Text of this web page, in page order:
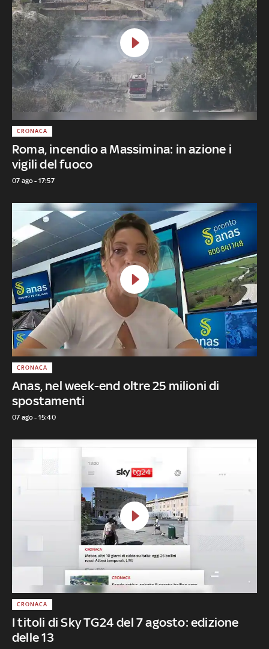
Roma, incendio a Massimina: in azione i
vigili del fuoco
CRONACA
07 ago - 17:57
Anas, nel week-end oltre 25 milioni di
spostamenti
CRONACA
07 ago - 15:40
I titoli di Sky TG24 del 7 agosto: edizione
delle 13
CRONACA